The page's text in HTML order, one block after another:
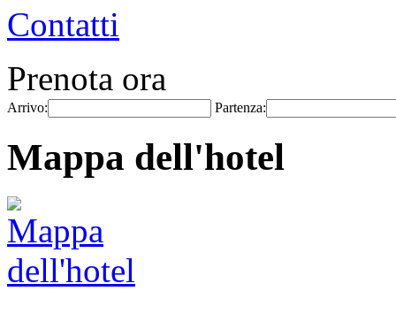
Contatti
Prenota ora
Arrivo: Partenza:
Mappa dell'hotel